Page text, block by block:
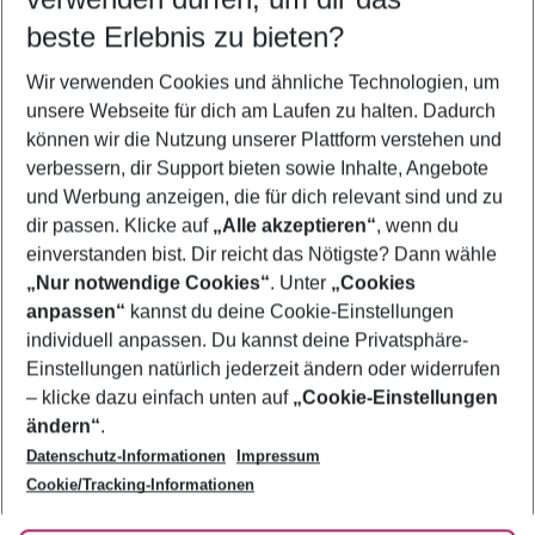
5-8 Nächte
2 Erwachsene Keine Kinder
Mehr Filter anzeigen
Footer
Footer navigation
Über uns
AGB
Bestpreisgarantie
Cookie-Einstellungen ändern
Cookie-Richtlinie
Agenturbetreuung
Barrierefreies Reisen
Folge uns
beste Erlebnis zu bieten?
Wir verwenden Cookies und ähnliche Technologien, um
unsere Webseite für dich am Laufen zu halten. Dadurch
können wir die Nutzung unserer Plattform verstehen und
verbessern, dir Support bieten sowie Inhalte, Angebote
und Werbung anzeigen, die für dich relevant sind und zu
dir passen. Klicke auf „Alle akzeptieren“, wenn du
einverstanden bist. Dir reicht das Nötigste? Dann wähle
„Nur notwendige Cookies“. Unter „Cookies
anpassen“ kannst du deine Cookie-Einstellungen
individuell anpassen. Du kannst deine Privatsphäre-
Einstellungen natürlich jederzeit ändern oder widerrufen
– klicke dazu einfach unten auf „Cookie-Einstellungen
ändern“.
Datenschutz-Informationen
Impressum
Cookie/Tracking-Informationen